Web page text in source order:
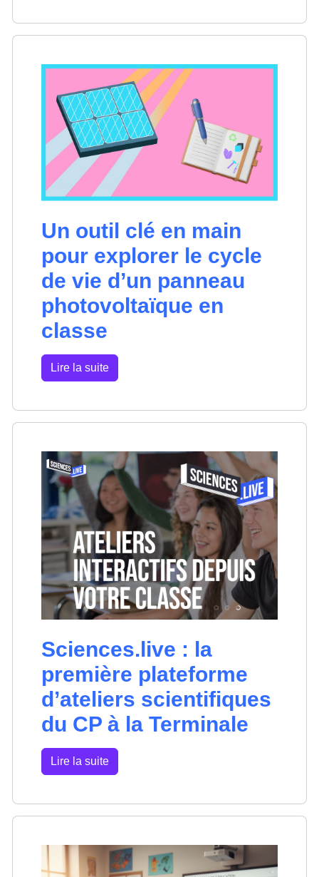
Un outil clé en main
pour explorer le cycle
de vie d’un panneau
photovoltaïque en
classe
Lire la suite
Sciences.live : la
première plateforme
d’ateliers scientifiques
du CP à la Terminale
Lire la suite